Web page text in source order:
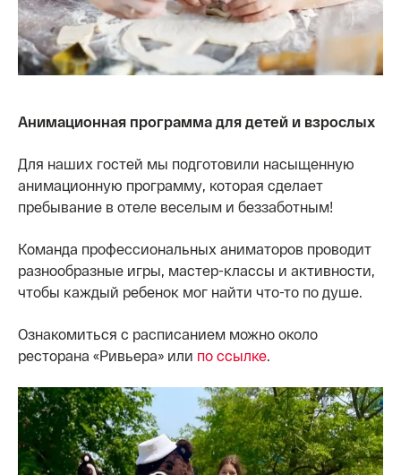
Анимационная программа для детей и взрослых
Для наших гостей мы подготовили насыщенную
анимационную программу, которая сделает
пребывание в отеле веселым и беззаботным!
Команда профессиональных аниматоров проводит
разнообразные игры, мастер-классы и активности,
чтобы каждый ребенок мог найти что-то по душе.
Ознакомиться с расписанием можно около
ресторана «Ривьера» или по ссылке.